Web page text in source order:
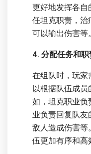
更好地发挥各自
任坦克职责，治
可以输出伤害等。
4. 分配任务和职
在组队时，玩家
以根据队伍成
如，坦克职业负
业负责回复队
敌人造成伤害等
伍更加有序和高